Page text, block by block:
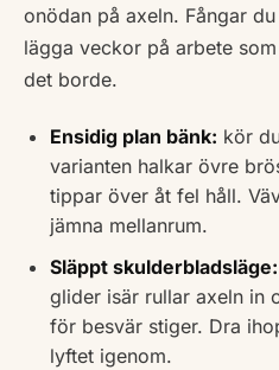
onödan på axeln. Fångar
lägga veckor på arbete
det borde.
Ensidig plan bänk: kör
varianten halkar övre
tippar över åt fel håll.
jämna mellanrum.
Släppt skulderbladsläge:
glider isär rullar axeln in
för besvär stiger. Dra
lyftet igenom.